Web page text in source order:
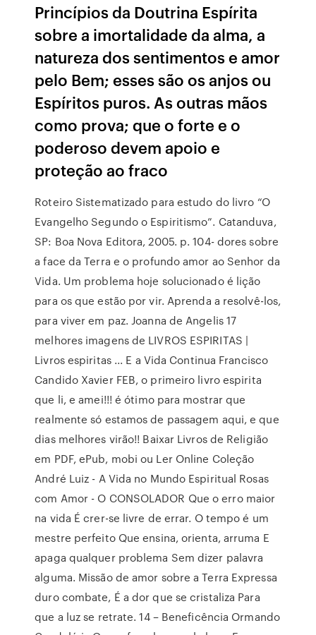
Princípios da Doutrina Espírita
sobre a imortalidade da alma, a
natureza dos sentimentos e amor
pelo Bem; esses são os anjos ou
Espíritos puros. As outras mãos
como prova; que o forte e o
poderoso devem apoio e
proteção ao fraco
Roteiro Sistematizado para estudo do livro “O
Evangelho Segundo o Espiritismo”. Catanduva,
SP: Boa Nova Editora, 2005. p. 104- dores sobre
a face da Terra e o profundo amor ao Senhor da
Vida. Um problema hoje solucionado é lição
para os que estão por vir. Aprenda a resolvê-los,
para viver em paz. Joanna de Angelis 17
melhores imagens de LIVROS ESPIRITAS |
Livros espiritas ... E a Vida Continua Francisco
Candido Xavier FEB, o primeiro livro espirita
que li, e amei!!! é ótimo para mostrar que
realmente só estamos de passagem aqui, e que
dias melhores virão!! Baixar Livros de Religião
em PDF, ePub, mobi ou Ler Online Coleção
André Luiz - A Vida no Mundo Espiritual Rosas
com Amor - O CONSOLADOR Que o erro maior
na vida É crer-se livre de errar. O tempo é um
mestre perfeito Que ensina, orienta, arruma E
apaga qualquer problema Sem dizer palavra
alguma. Missão de amor sobre a Terra Expressa
duro combate, É a dor que se cristaliza Para
que a luz se retrate. 14 – Beneficência Ormando